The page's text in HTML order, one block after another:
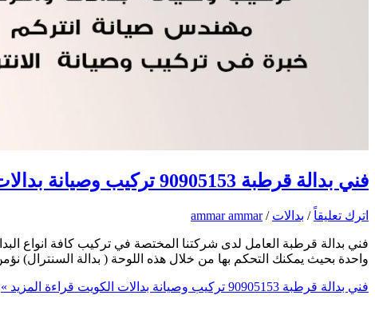
فني بدالة قرطبة 90905153 تركيب وصيانة بدالات الكويت
اترك تعليقاً / بدالات /
ammar ammar
فني بدالة قرطبة العامل لدى شركتنا المختصة في تركيب كافة انواع
واحدة بحيث يمكنك التحكم بها من خلال هذه اللوحة ( بدالة
فني بدالة قرطبة 90905153 تركيب وصيانة بدالات الكويت قراءة المزيد »